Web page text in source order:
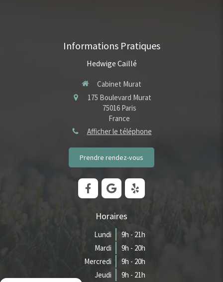
Informations Pratiques
Hedwige Caillé
Cabinet Murat
175 Boulevard Murat
75016 Paris
France
Afficher le téléphone
Prendre rendez-vous
Horaires
Lundi
9h - 21h
Mardi
9h - 20h
Mercredi
9h - 20h
Jeudi
9h - 21h